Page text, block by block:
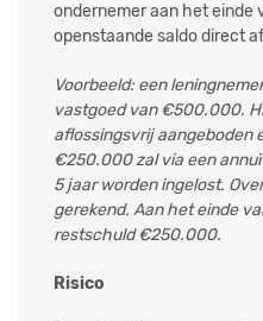
ondernemer aan het einde
openstaande saldo direct
Voorbeeld: een
vastgoed van €500.000.
aflossingsvrij aangeboden
€250.000 zal via een
5 jaar worden ingelost.
gerekend. Aan het einde
restschuld €250.000.
Risico